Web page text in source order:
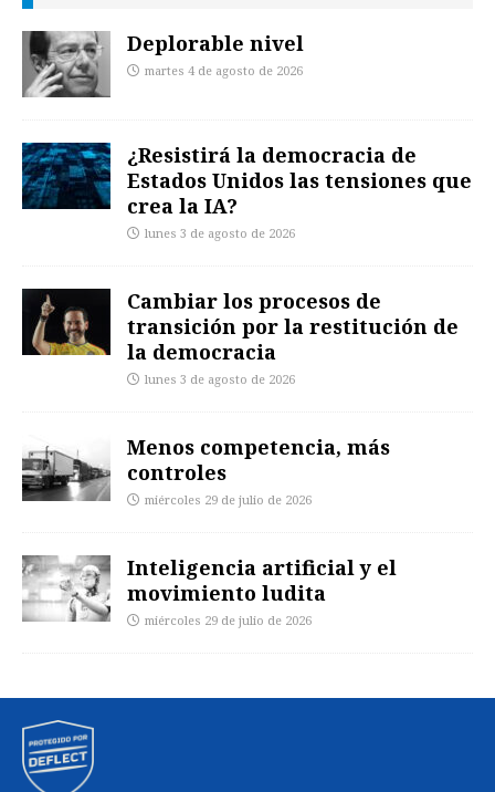
Deplorable nivel
martes 4 de agosto de 2026
¿Resistirá la democracia de
Estados Unidos las tensiones que
crea la IA?
lunes 3 de agosto de 2026
Cambiar los procesos de
transición por la restitución de
la democracia
lunes 3 de agosto de 2026
Menos competencia, más
controles
miércoles 29 de julio de 2026
Inteligencia artificial y el
movimiento ludita
miércoles 29 de julio de 2026